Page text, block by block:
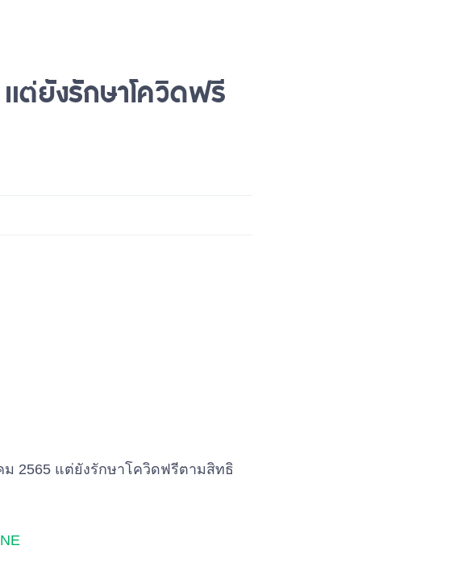
ต่ยังรักษาโควิดฟรี
ม 2565 แต่ยังรักษาโควิดฟรีตามสิทธิ